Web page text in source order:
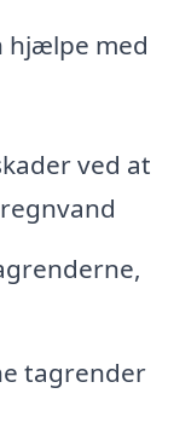
hjælpe med
ved at
tagrender